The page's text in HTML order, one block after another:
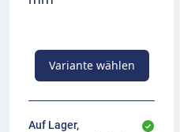
Variante wählen
Auf Lager,